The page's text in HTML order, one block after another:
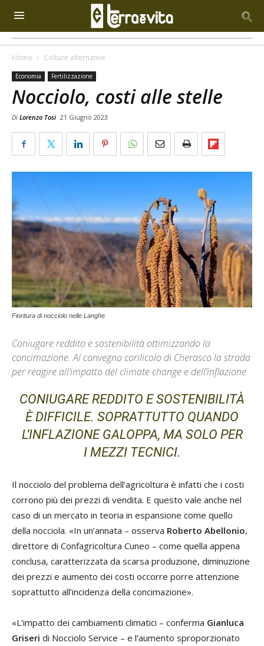
Home Colture alternative
Economia Fertilizzazione
Nocciolo, costi alle stelle
Di Lorenzo Tosi 21 Giugno 2023
Fioritura di nocciolo nelle Langhe
Coniugare reddito e sostenibilità ottimizzando la
concimazione. Al convegno corilicolo di Cherasco la strada
per reagire all’impatto del climate change e dell’inflazione
CONIUGARE REDDITO E SOSTENIBILITÀ
È DIFFICILE. SOPRATTUTTO QUANDO
L’INFLAZIONE GALOPPA, MA SOLO PER
I MEZZI TECNICI.
Il nocciolo del problema dell’agricoltura è infatti che i costi
corrono più dei prezzi di vendita. E questo vale anche nel
caso di un mercato in teoria in espansione come quello
della nocciola. «In un’annata – osserva Roberto Abellonio,
direttore di Confagricoltura Cuneo – come quella appena
conclusa, caratterizzata da scarsa produzione, diminuzione
dei prezzi e aumento dei costi occorre porre attenzione
soprattutto all’incidenza della concimazione».
«L’impatto dei cambiamenti climatici – conferma Gianluca
Griseri di Nocciolo Service – e l’aumento sproporzionato